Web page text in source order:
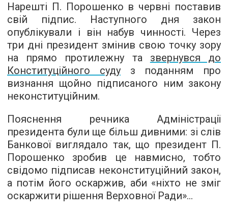
Нарешті П. Порошенко в червні поставив
свій підпис. Наступного дня закон
опублікували і він набув чинності. Через
три дні президент змінив свою точку зору
на прямо протилежну та звернувся до
Конституційного судуз поданням про
визнання щойно підписаного ним закону
неконституційним.
Пояснення речника Адміністрації
президента були ще більш дивними: зі слів
Банкової виглядало так, що президент П.
Порошенко зробив це навмисно, тобто
свідомо підписав неконституційний закон,
а потім його оскаржив, аби «ніхто не зміг
оскаржити рішення Верховної Ради»...